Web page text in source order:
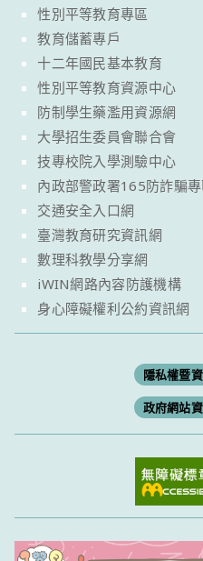
性別平等教育專區
教育儲蓄專戶
十二年國民基本教育
性別平等教育資源中心
防制學生藥濫用資源網
大學招生委員會聯合會
技專校院入學測驗中心
內政部警政署165防詐騙
交通安全入口網
臺灣教育研究資訊網
數理科教學分享網
iWIN網路內容防護機構
身心障礙權利公約資訊網
隱私權暨
政府網站